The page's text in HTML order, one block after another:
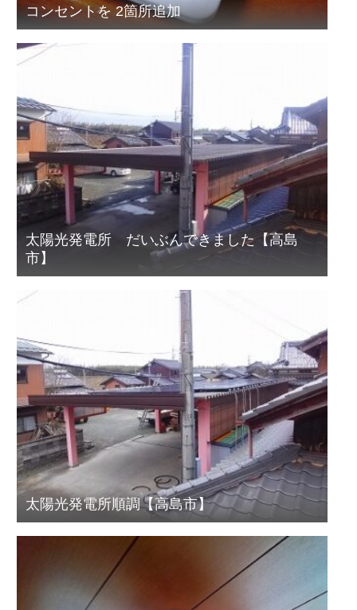
コンセントを 2箇所追加
太陽光発電所 だいぶんできました【高島
市】
太陽光発電所順調【高島市】